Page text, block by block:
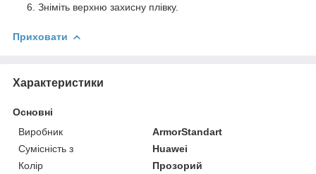
Зніміть верхню захисну плівку.
Приховати
Характеристики
Основні
Виробник
ArmorStandart
Сумісність з
Huawei
Колір
Прозорий